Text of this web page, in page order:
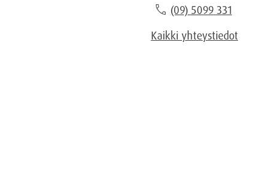
phone (09) 5099 331
Kaikki yhteystiedot